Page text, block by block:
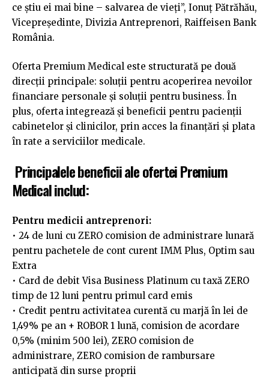
ce știu ei mai bine – salvarea de vieți”, Ionuț Pătrăhău,
Vicepreședinte, Divizia Antreprenori, Raiffeisen Bank
România.
Oferta Premium Medical este structurată pe două
direcții principale: soluții pentru acoperirea nevoilor
financiare personale și soluții pentru business. În
plus, oferta integrează și beneficii pentru pacienții
cabinetelor și clinicilor, prin acces la finanțări și plata
în rate a serviciilor medicale.
Principalele beneficii ale ofertei Premium
Medical includ:
Pentru medicii antreprenori:
• 24 de luni cu ZERO comision de administrare lunară
pentru pachetele de cont curent IMM Plus, Optim sau
Extra
• Card de debit Visa Business Platinum cu taxă ZERO
timp de 12 luni pentru primul card emis
• Credit pentru activitatea curentă cu marjă în lei de
1,49% pe an + ROBOR 1 lună, comision de acordare
0,5% (minim 500 lei), ZERO comision de
administrare, ZERO comision de rambursare
anticipată din surse proprii